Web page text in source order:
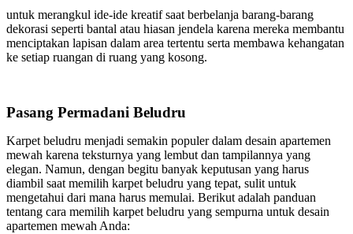
untuk merangkul ide-ide kreatif saat berbelanja barang-barang
dekorasi seperti bantal atau hiasan jendela karena mereka membantu
menciptakan lapisan dalam area tertentu serta membawa kehangatan
ke setiap ruangan di ruang yang kosong.
Pasang Permadani Beludru
Karpet beludru menjadi semakin populer dalam desain apartemen
mewah karena teksturnya yang lembut dan tampilannya yang
elegan. Namun, dengan begitu banyak keputusan yang harus
diambil saat memilih karpet beludru yang tepat, sulit untuk
mengetahui dari mana harus memulai. Berikut adalah panduan
tentang cara memilih karpet beludru yang sempurna untuk desain
apartemen mewah Anda: